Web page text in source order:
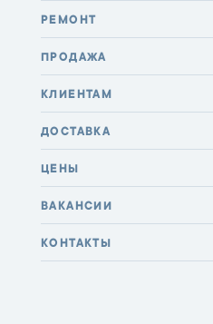
РЕМОНТ
ПРОДАЖА
КЛИЕНТАМ
ДОСТАВКА
ЦЕНЫ
ВАКАНСИИ
КОНТАКТЫ